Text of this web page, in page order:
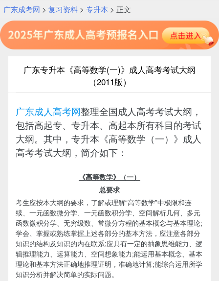
广东成考网 > 复习资料> 专升本 > 正文
广东专升本《高等数学(一)》成人高考考试大纲
（2011版）
广东成人高考网整理全国成人高考考试大纲，
包括高起专、专升本、高起本所有科目的考试
大纲。其中，专升本《高等数学（一）》成人
高考考试大纲，简介如下：
《高等数学》（一）
总要求
考生应按本大纲的要求，了解或理解“高等数学”中极限和连
续、一元函数微分学、一元函数积分学、空间解析几何、多元
函数微积分学、无穷级数、常微分方程的基本概念与基本理论;
学会、掌握或熟练掌握上述各部分的基本方法，应注意各部分
知识的结构及知识的内在联系;应具有一定的抽象思维能力、逻
辑推理能力、运算能力、空间想象能力;能运用基本概念、基本
理论和基本方法正确地推理证明，准确地计算;能综合运用所学
知识分析并解决简单的实际问题。